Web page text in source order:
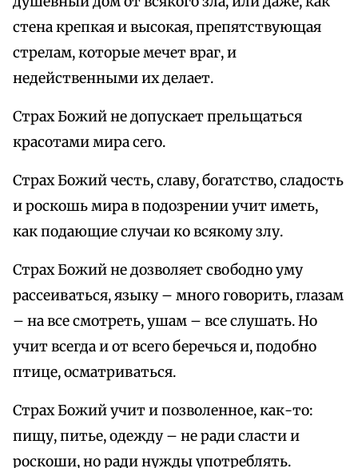
стена крепкая и высокая, препятствующая
стрелам, которые мечет враг, и
недейственными их делает.
Страх Божий не допускает прельщаться
красотами мира сего.
Страх Божий честь, славу, богатство, сладость
и роскошь мира в подозрении учит иметь,
как подающие случаи ко всякому злу.
Страх Божий не дозволяет свободно уму
рассеиваться, языку – много говорить, глазам
– на все смотреть, ушам – все слушать. Но
учит всегда и от всего беречься и, подобно
птице, осматриваться.
Страх Божий учит и позволенное, как-то:
пищу, питье, одежду – не ради сласти и
роскоши, но ради нужды употреблять.